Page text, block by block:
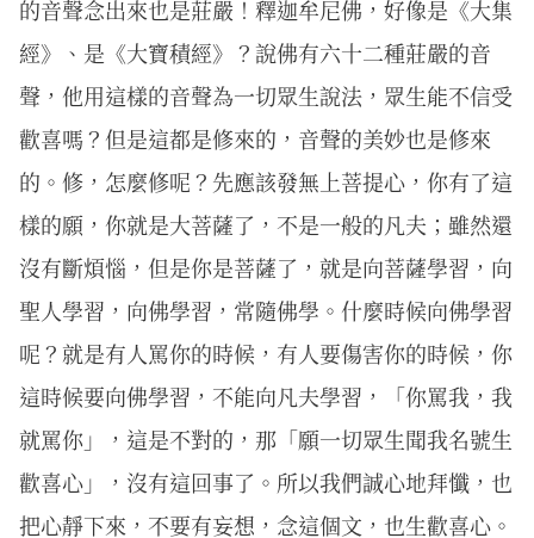
的音聲念出來也是莊嚴！釋迦牟尼佛，好像是《大集
經》、是《大寶積經》？說佛有六十二種莊嚴的音
聲，他用這樣的音聲為一切眾生說法，眾生能不信受
歡喜嗎？但是這都是修來的，音聲的美妙也是修來
的。修，怎麼修呢？先應該發無上菩提心，你有了這
樣的願，你就是大菩薩了，不是一般的凡夫；雖然還
沒有斷煩惱，但是你是菩薩了，就是向菩薩學習，向
聖人學習，向佛學習，常隨佛學。什麼時候向佛學習
呢？就是有人罵你的時候，有人要傷害你的時候，你
這時候要向佛學習，不能向凡夫學習，「你罵我，我
就罵你」，這是不對的，那「願一切眾生聞我名號生
歡喜心」，沒有這回事了。所以我們誠心地拜懺，也
把心靜下來，不要有妄想，念這個文，也生歡喜心。